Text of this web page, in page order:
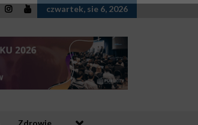
czwartek, sie 6, 2026
Zdrowie